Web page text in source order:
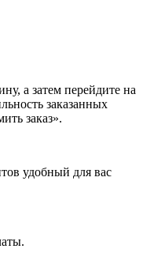
а затем перейдите на
заказанных
заказ».
удобный для вас